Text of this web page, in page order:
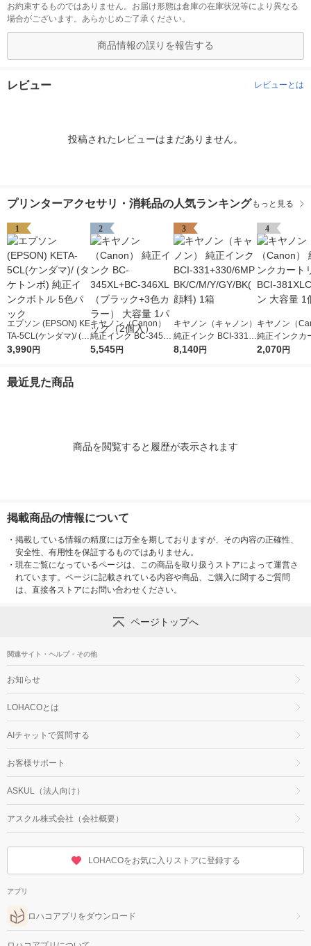
お約束するものではありません。お届け形態は倉庫の在庫状況等により異なる
場合がございます。あらかじめご了承ください。
商品情報の誤りを報告する
レビュー レビューとは
投稿されたレビューはまだありません。
プリンターアクセサリ・消耗品の人気ランキング もっと見る
1
エプソン (EPSON) KE
TA-5CL(ケンダマ)/ (タ
ケトンボ) 純正インク
3,990円
2
キヤノン（Canon）
純正インク BC-345XL
+BC-346XL （ブラッ
5,545円
3
キヤノン（キャノン）
純正インク BCI-331+
330/6MP BK/C/M/Y/G
8,140円
4
キヤノン（
純正インクカ
ジ BCI-
2,070円
最近見た商品
商品を閲覧すると履歴が表示されます
掲載商品の情報について
・ 掲載している情報の精度には万全を期しておりますが、その内容の正確性、
安全性、有用性を保証するものではありません。
・ 現在ご覧になっているページは、この商品を取り扱うストアによって運営さ
れています。ページに記載されている内容や商品、ご購入に関するご質問
は、直接各ストアにお問い合わせください。
ページトップへ
関連サイト・ヘルプ・その他
お知らせ
LOHACOとは
AIチャットで質問する
お客様サポート
ASKUL（法人向け）
アスクル株式会社（会社概要）
LOHACOをお気に入りストアに登録する
アプリ
ロハコアプリをダウンロード